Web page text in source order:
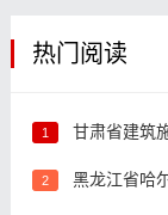
热门阅读
1 甘肃省建筑
2 黑龙江省哈